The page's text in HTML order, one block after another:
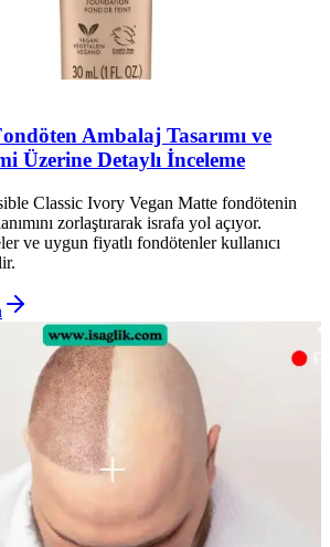
Ambalaj Tasarımı ve
Üzerine Detaylı İnceleme
Classic Ivory Vegan Matte fondötenin
zorlaştırarak israfa yol açıyor.
ve uygun fiyatlı fondötenler kullanıcı